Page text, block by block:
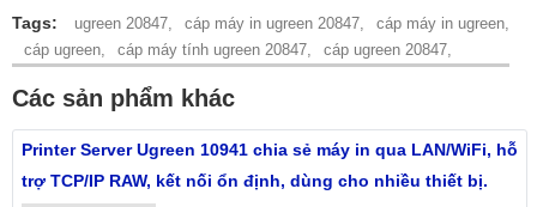
Tags: ugreen 20847, cáp máy in ugreen 20847,
cáp máy in ugreen,
cáp ugreen,
cáp máy tính ugreen 20847, cáp ugreen 20847,
Các sản phẩm khác
Printer Server Ugreen 10941 chia sẻ máy in qua LAN/WiFi, hỗ
trợ TCP/IP RAW, kết nối ổn định, dùng cho nhiều thiết bị.